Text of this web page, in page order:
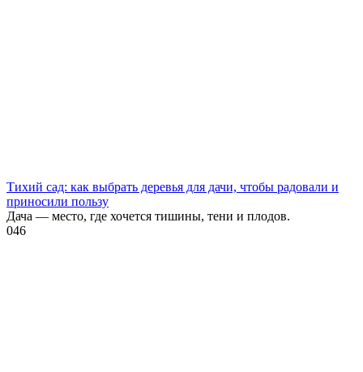
Тихий сад: как выбрать деревья для дачи, чтобы радовали и
приносили пользу
Дача — место, где хочется тишины, тени и плодов.
046